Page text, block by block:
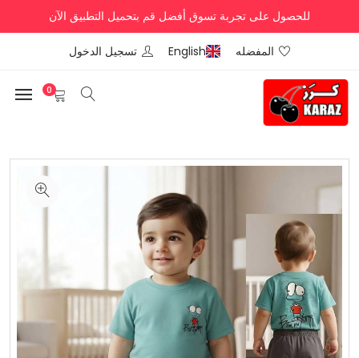
للحصول على تجربة تسوق أفضل قم بتحميل التطبيق الآن
المفضله English تسجيل الدخول
0